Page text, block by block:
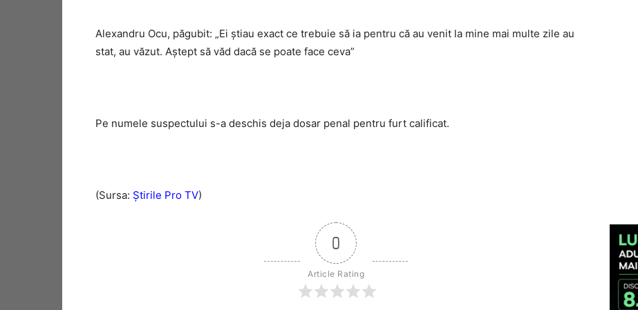
Alexandru Ocu, păgubit: „Ei ştiau exact ce trebuie să ia pentru că au venit la mine mai multe zile au
stat, au văzut. Aştept să văd dacă se poate face ceva”
Pe numele suspectului s-a deschis deja dosar penal pentru furt calificat.
(Sursa: Știrile Pro TV)
0
Article Rating